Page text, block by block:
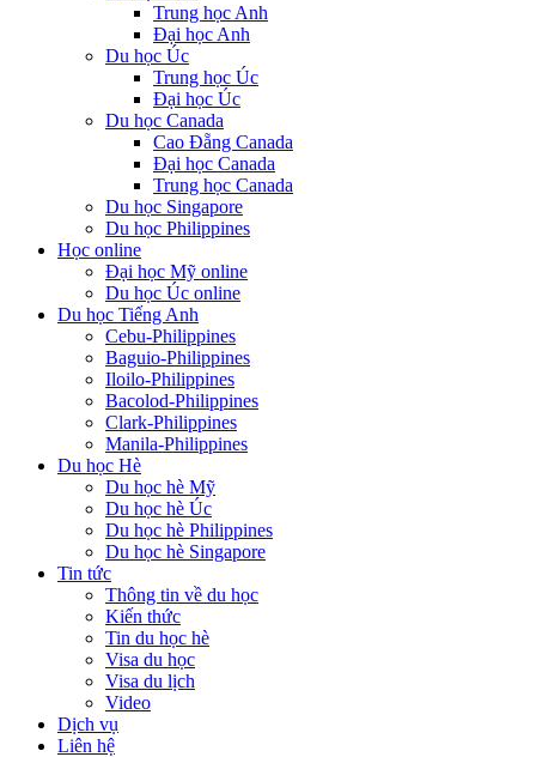
Trung học Anh
Đại học Anh
Du học Úc
Trung học Úc
Đại học Úc
Du học Canada
Cao Đẵng Canada
Đại học Canada
Trung học Canada
Du học Singapore
Du học Philippines
Học online
Đại học Mỹ online
Du học Úc online
Du học Tiếng Anh
Cebu-Philippines
Baguio-Philippines
Iloilo-Philippines
Bacolod-Philippines
Clark-Philippines
Manila-Philippines
Du học Hè
Du học hè Mỹ
Du học hè Úc
Du học hè Philippines
Du học hè Singapore
Tin tức
Thông tin về du học
Kiến thức
Tin du học hè
Visa du học
Visa du lịch
Video
Dịch vụ
Liên hệ